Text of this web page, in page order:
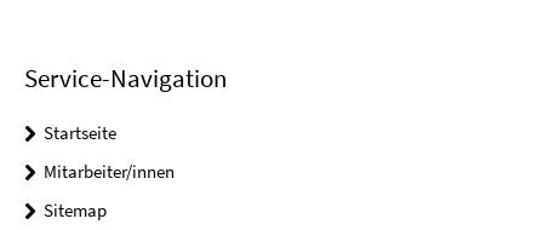
Service-Navigation
Startseite
Mitarbeiter/innen
Sitemap